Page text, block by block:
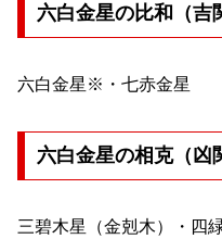
六白金星の比和（吉
六白金星※・七赤金星
六白金星の相克（凶
三碧木星（金剋木）・四